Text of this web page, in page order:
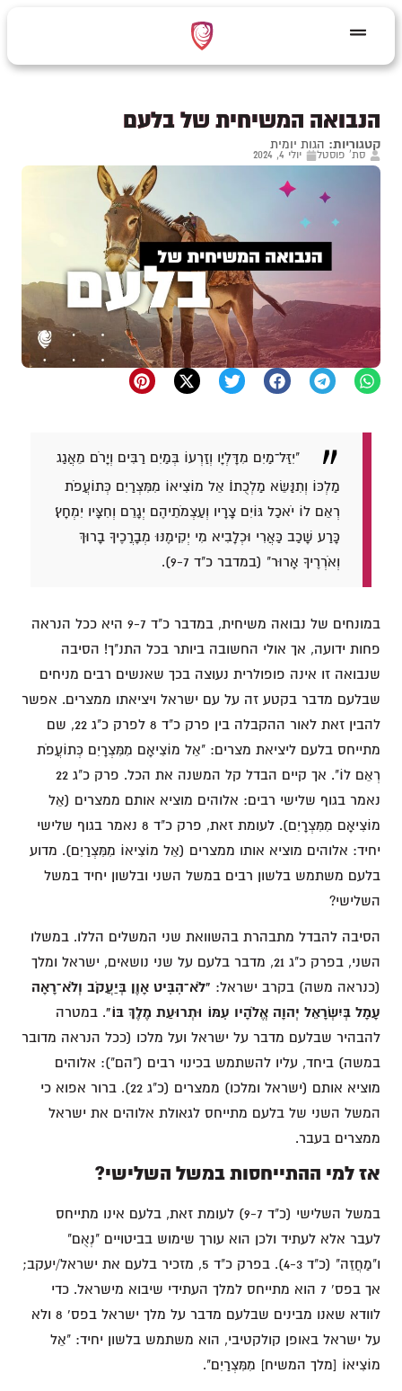
הנבואה המשיחית של בלעם
קטגוריות: הגות יומית
סת' פוסטל יולי 4, 2024
"יִזַּל־מַיִם מִדָּלְיָו וְזַרְעוֹ בְּמַיִם רַבִּים וְיָרֹם מֵאֲגַג
מַלְכּוֹ וְתִנַּשֵּׂא מַלְכֻתוֹ׃ אֵל מוֹצִיאוֹ מִמִּצְרַיִם כְּתוֹעֲפֹת
רְאֵם לוֹ יֹאכַל גּוֹיִם צָרָיו וְעַצְמֹתֵיהֶם יְגָרֵם וְחִצָּיו יִמְחָץ׃
כָּרַע שָׁכַב כַּאֲרִי וּכְלָבִיא מִי יְקִימֶנּוּ מְבָרֲכֶיךָ בָרוּךְ
וְאֹרְרֶיךָ אָרוּר" (במדבר כ"ד 9-7).
במונחים של נבואה משיחית, במדבר כ"ד 9-7 היא ככל הנראה
פחות ידועה, אך אולי החשובה ביותר בכל התנ"ך! הסיבה
שנבואה זו אינה פופולרית נעוצה בכך שאנשים רבים מניחים
שבלעם מדבר בקטע זה על עם ישראל ויציאתו ממצרים. אפשר
להבין זאת לאור ההקבלה בין פרק כ"ד 8 לפרק כ"ג 22, שם
מתייחס בלעם ליציאת מצרים: "אֵל מוֹצִיאָם מִמִּצְרָיִם כְּתוֹעֲפֹת
רְאֵם לוֹ". אך קיים הבדל קל המשנה את הכל. פרק כ"ג 22
נאמר בגוף שלישי רבים: אלוהים מוציא אותם ממצרים (אֵל
מוֹצִיאָם מִמִּצְרָיִם). לעומת זאת, פרק כ"ד 8 נאמר בגוף שלישי
יחיד: אלוהים מוציא אותו ממצרים (אֵל מוֹצִיאוֹ מִמִּצְרַיִם). מדוע
בלעם משתמש בלשון רבים במשל השני ובלשון יחיד במשל
השלישי?
הסיבה להבדל מתבהרת בהשוואת שני המשלים הללו. במשלו
השני, בפרק כ"ג 21, מדבר בלעם על שני נושאים, ישראל ומלך
(כנראה משה) בקרב ישראל: "לֹא־הִבִּיט אָוֶן בְּיַעֲקֹב וְלֹא־רָאָה
עָמָל בְּיִשְׂרָאֵל יְהוָה אֱלֹהָיו עִמּוֹ וּתְרוּעַת מֶלֶךְ בּוֹ". במטרה
להבהיר שבלעם מדבר על ישראל ועל מלכו (ככל הנראה מדובר
במשה) ביחד, עליו להשתמש בכינוי רבים ("הם"): אלוהים
מוציא אותם (ישראל ומלכו) ממצרים (כ"ג 22). ברור אפוא כי
המשל השני של בלעם מתייחס לגאולת אלוהים את ישראל
ממצרים בעבר.
אז למי ההתייחסות במשל השלישי?
במשל השלישי (כ"ד 9-7) לעומת זאת, בלעם אינו מתייחס
לעבר אלא לעתיד ולכן הוא עורך שימוש בביטויים "נְאֻם"
ו"מַחֲזֵה" (כ"ד 4-3). בפרק כ"ד 5, מזכיר בלעם את ישראל/יעקב;
אך בפס' 7 הוא מתייחס למלך העתידי שיבוא מישראל. כדי
לוודא שאנו מבינים שבלעם מדבר על מלך ישראל בפס' 8 ולא
על ישראל באופן קולקטיבי, הוא משתמש בלשון יחיד: "אֵל
מוֹצִיאוֹ [מלך המשיח] מִמִּצְרַיִם".